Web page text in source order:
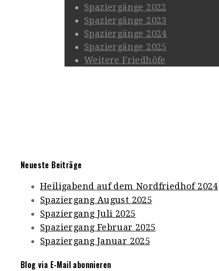
Spaziergänge 2022
Spaziergänge 2023
Spaziergänge 2024
Spaziergänge 2025
Weitere Friedhöfe
Neueste Beiträge
Heiligabend auf dem Nordfriedhof 2024
Spaziergang August 2025
Spaziergang Juli 2025
Spaziergang Februar 2025
Spaziergang Januar 2025
Blog via E-Mail abonnieren